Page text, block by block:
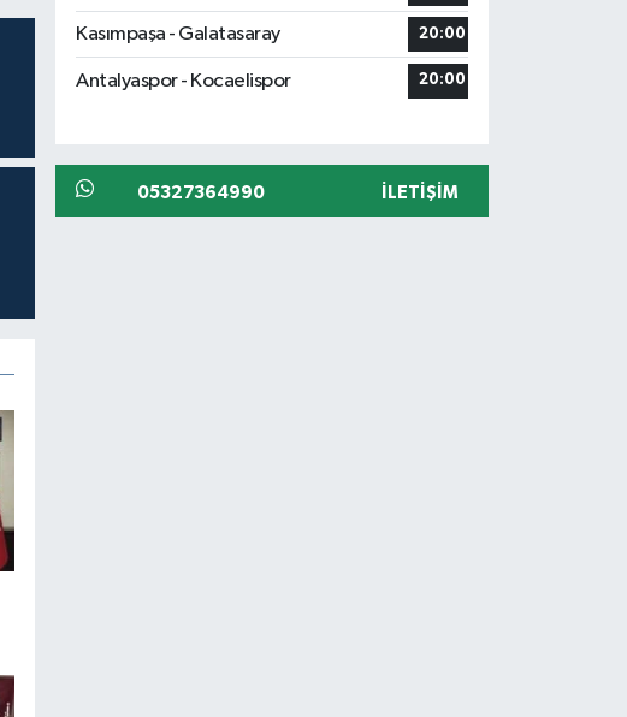
Kasımpaşa - Galatasaray 20:00
Antalyaspor - Kocaelispor 20:00
05327364990 İLETIŞIM